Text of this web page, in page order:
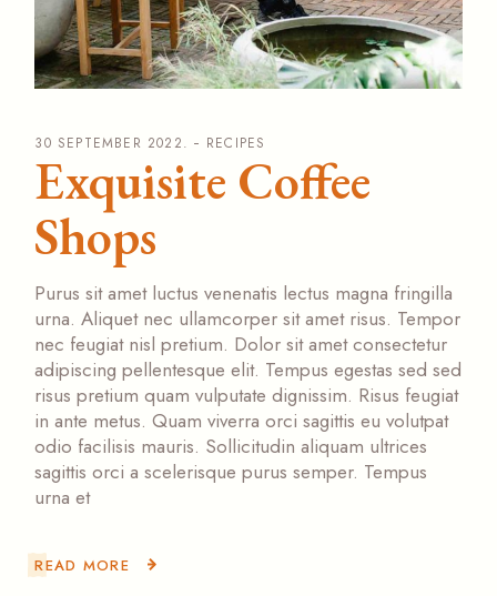
30 SEPTEMBER 2022. RECIPES
Exquisite Coffee
Shops
Purus sit amet luctus venenatis lectus magna fringilla
urna. Aliquet nec ullamcorper sit amet risus. Tempor
nec feugiat nisl pretium. Dolor sit amet consectetur
adipiscing pellentesque elit. Tempus egestas sed sed
risus pretium quam vulputate dignissim. Risus feugiat
in ante metus. Quam viverra orci sagittis eu volutpat
odio facilisis mauris. Sollicitudin aliquam ultrices
sagittis orci a scelerisque purus semper. Tempus
urna et
READ MORE